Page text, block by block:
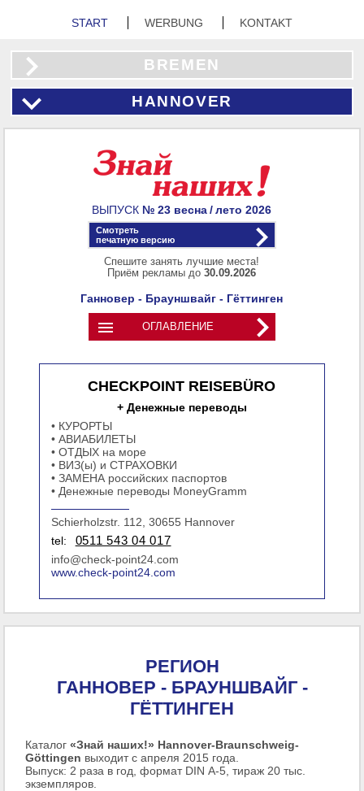
START WERBUNG KONTAKT
BREMEN
HANNOVER
ВЫПУСК № 23 весна / лето2026
Смотреть
печатную версию
Спешите занять лучшие места!
Приём рекламы до30.09.2026
Ганновер - Брауншвайг - Гёттинген
 ОГЛАВЛЕНИЕ
CHECKPOINT REISEBÜRO
+ Денежные переводы
• КУРОРТЫ
• АВИАБИЛЕТЫ
• ОТДЫХ на море
• ВИЗ(ы) и СТРАХОВКИ
• ЗАМЕНА российских паспортов
• Денежные переводы MoneyGramm
Schierholzstr. 112, 30655 Hannover
tel:
0511 543 04 017
info@check-point24.com
www.check-point24.com
РЕГИОН
ГАННОВЕР - БРАУНШВАЙГ -
ГЁТТИНГЕН
Каталог«Знай наших!» Hannover-Braunschweig-
Göttingen выходит с апреля 2015 года.
Выпуск: 2 раза в год, формат DIN А-5, тираж 20 тыс.
экземпляров.